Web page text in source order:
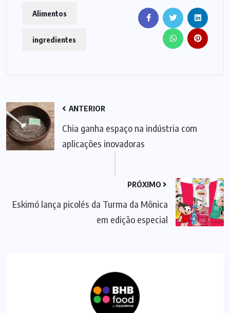
Alimentos
ingredientes
ANTERIOR
Chia ganha espaço na indústria com
aplicações inovadoras
PRÓXIMO
Eskimó lança picolés da Turma da Mônica
em edição especial